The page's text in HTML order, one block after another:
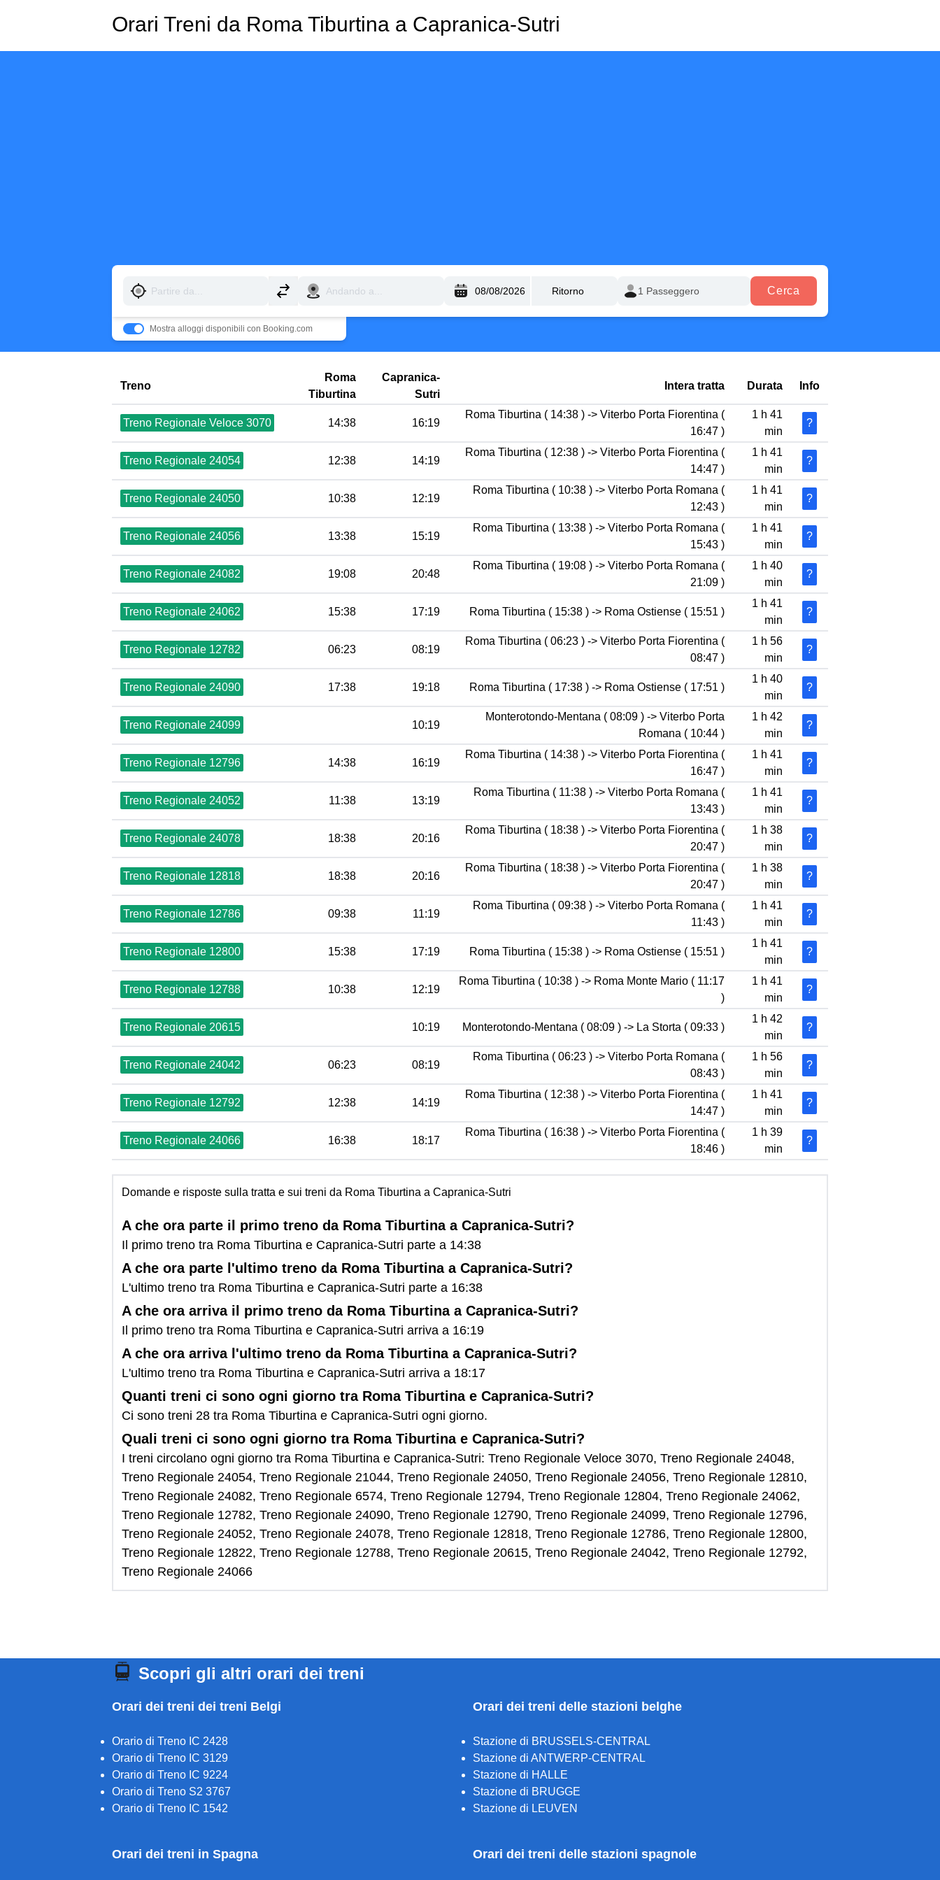
Orari Treni da Roma Tiburtina a Capranica-Sutri
Cerca
Mostra alloggi disponibili con Booking.com
Treno
Roma
Tiburtina
Capranica-
Sutri
Intera tratta Durata Info
Treno Regionale Veloce 3070 14:38 16:19
Roma Tiburtina ( 14:38 ) -> Viterbo Porta Fiorentina (
16:47 )
1 h 41
min
?
Treno Regionale 24054 12:38 14:19
Roma Tiburtina ( 12:38 ) -> Viterbo Porta Fiorentina (
14:47 )
1 h 41
min
?
Treno Regionale 24050 10:38 12:19
Roma Tiburtina ( 10:38 ) -> Viterbo Porta Romana (
12:43 )
1 h 41
min
?
Treno Regionale 24056 13:38 15:19
Roma Tiburtina ( 13:38 ) -> Viterbo Porta Romana (
15:43 )
1 h 41
min
?
Treno Regionale 24082 19:08 20:48
Roma Tiburtina ( 19:08 ) -> Viterbo Porta Romana (
21:09 )
1 h 40
min
?
Treno Regionale 24062 15:38 17:19 Roma Tiburtina ( 15:38 ) -> Roma Ostiense ( 15:51 )
1 h 41
min
?
Treno Regionale 12782 06:23 08:19
Roma Tiburtina ( 06:23 ) -> Viterbo Porta Fiorentina (
08:47 )
1 h 56
min
?
Treno Regionale 24090 17:38 19:18 Roma Tiburtina ( 17:38 ) -> Roma Ostiense ( 17:51 )
1 h 40
min
?
Treno Regionale 24099 10:19
Monterotondo-Mentana ( 08:09 ) -> Viterbo Porta
Romana ( 10:44 )
1 h 42
min
?
Treno Regionale 12796 14:38 16:19
Roma Tiburtina ( 14:38 ) -> Viterbo Porta Fiorentina (
16:47 )
1 h 41
min
?
Treno Regionale 24052 11:38 13:19
Roma Tiburtina ( 11:38 ) -> Viterbo Porta Romana (
13:43 )
1 h 41
min
?
Treno Regionale 24078 18:38 20:16
Roma Tiburtina ( 18:38 ) -> Viterbo Porta Fiorentina (
20:47 )
1 h 38
min
?
Treno Regionale 12818 18:38 20:16
Roma Tiburtina ( 18:38 ) -> Viterbo Porta Fiorentina (
20:47 )
1 h 38
min
?
Treno Regionale 12786 09:38 11:19
Roma Tiburtina ( 09:38 ) -> Viterbo Porta Romana (
11:43 )
1 h 41
min
?
Treno Regionale 12800 15:38 17:19 Roma Tiburtina ( 15:38 ) -> Roma Ostiense ( 15:51 )
1 h 41
min
?
Treno Regionale 12788 10:38 12:19
Roma Tiburtina ( 10:38 ) -> Roma Monte Mario ( 11:17
)
1 h 41
min
?
Treno Regionale 20615 10:19 Monterotondo-Mentana ( 08:09 ) -> La Storta ( 09:33 )
1 h 42
min
?
Treno Regionale 24042 06:23 08:19
Roma Tiburtina ( 06:23 ) -> Viterbo Porta Romana (
08:43 )
1 h 56
min
?
Treno Regionale 12792 12:38 14:19
Roma Tiburtina ( 12:38 ) -> Viterbo Porta Fiorentina (
14:47 )
1 h 41
min
?
Treno Regionale 24066 16:38 18:17
Roma Tiburtina ( 16:38 ) -> Viterbo Porta Fiorentina (
18:46 )
1 h 39
min
?
Domande e risposte sulla tratta e sui treni da Roma Tiburtina a Capranica-Sutri
A che ora parte il primo treno da Roma Tiburtina a Capranica-Sutri?
Il primo treno tra Roma Tiburtina e Capranica-Sutri parte a 14:38
A che ora parte l'ultimo treno da Roma Tiburtina a Capranica-Sutri?
L'ultimo treno tra Roma Tiburtina e Capranica-Sutri parte a 16:38
A che ora arriva il primo treno da Roma Tiburtina a Capranica-Sutri?
Il primo treno tra Roma Tiburtina e Capranica-Sutri arriva a 16:19
A che ora arriva l'ultimo treno da Roma Tiburtina a Capranica-Sutri?
L'ultimo treno tra Roma Tiburtina e Capranica-Sutri arriva a 18:17
Quanti treni ci sono ogni giorno tra Roma Tiburtina e Capranica-Sutri?
Ci sono treni 28 tra Roma Tiburtina e Capranica-Sutri ogni giorno.
Quali treni ci sono ogni giorno tra Roma Tiburtina e Capranica-Sutri?
I treni circolano ogni giorno tra Roma Tiburtina e Capranica-Sutri: Treno Regionale Veloce 3070, Treno Regionale 24048,
Treno Regionale 24054, Treno Regionale 21044, Treno Regionale 24050, Treno Regionale 24056, Treno Regionale 12810,
Treno Regionale 24082, Treno Regionale 6574, Treno Regionale 12794, Treno Regionale 12804, Treno Regionale 24062,
Treno Regionale 12782, Treno Regionale 24090, Treno Regionale 12790, Treno Regionale 24099, Treno Regionale 12796,
Treno Regionale 24052, Treno Regionale 24078, Treno Regionale 12818, Treno Regionale 12786, Treno Regionale 12800,
Treno Regionale 12822, Treno Regionale 12788, Treno Regionale 20615, Treno Regionale 24042, Treno Regionale 12792,
Treno Regionale 24066
Scopri gli altri orari dei treni
Orari dei treni dei treni Belgi
Orario di Treno IC 2428
Orario di Treno IC 3129
Orario di Treno IC 9224
Orario di Treno S2 3767
Orario di Treno IC 1542
Orari dei treni delle stazioni belghe
Stazione di BRUSSELS-CENTRAL
Stazione di ANTWERP-CENTRAL
Stazione di HALLE
Stazione di BRUGGE
Stazione di LEUVEN
Orari dei treni in Spagna Orari dei treni delle stazioni spagnole